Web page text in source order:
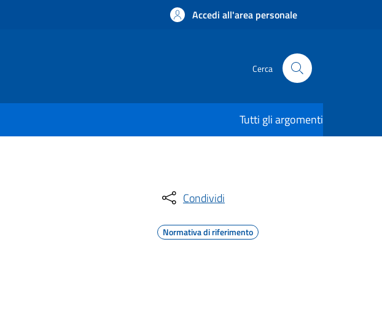
Accedi all'area personale
Cerca
Tutti gli argomenti
Condividi
Normativa di riferimento